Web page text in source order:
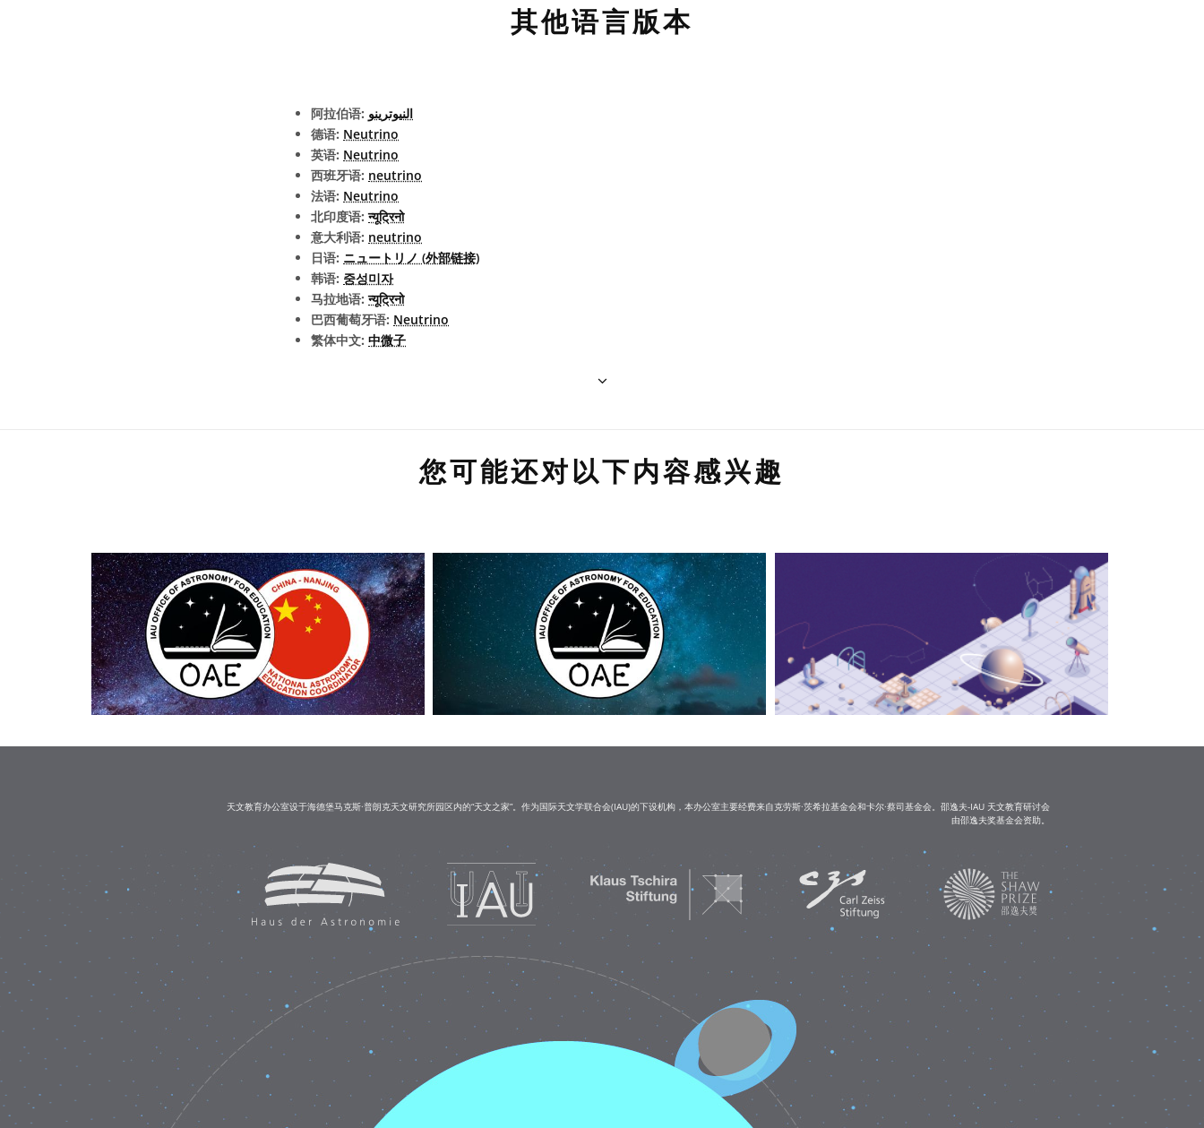
其他语言版本
阿拉伯语: النيوترينو
德语: Neutrino
英语: Neutrino
西班牙语: neutrino
法语: Neutrino
北印度语:न्यूट्रिनो
意大利语: neutrino
日语: ニュートリノ (外部链接)
韩语: 중성미자
马拉地语:न्यूट्रिनो
巴西葡萄牙语: Neutrino
繁体中文: 中微子
您可能还对以下内容感兴趣
天文教育办公室设于海德堡马克斯·普朗克天文研究所园区内的“天文之家”。作为国际天文学联合会(IAU)的下设机构，本办公室主要经费来自克劳斯·茨希拉基金会和卡尔·蔡司基金会。邵逸夫-IAU 天文教育研讨会
由邵逸夫奖基金会资助。